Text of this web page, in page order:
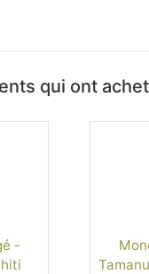
qui ont
-